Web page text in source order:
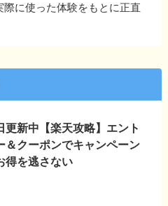
に使った体験をもとに正直
更新中【楽天攻略】エント
＆クーポンでキャンペーン
得を逃さない